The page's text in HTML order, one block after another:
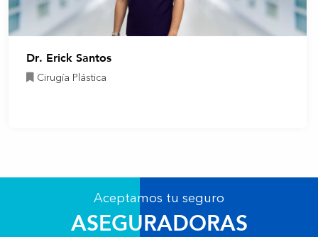
Dr. Erick Santos
Cirugía Plástica
Aceptamos tu seguro
ASEGURADORAS